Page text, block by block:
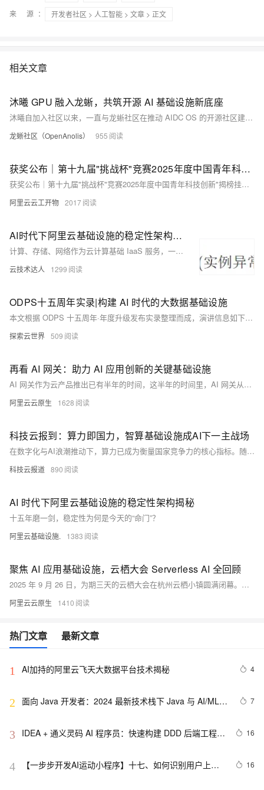
来 源：
开发者社区 > 人工智能 > 文章 > 正文
相关文章
沐曦 GPU 融入龙蜥，共筑开源 AI 基础设施新底座
沐曦自加入社区以来，一直与龙蜥社区在推动 AIDC OS 的开源社区建设等方面保持合作。
龙蜥社区（OpenAnolis） 955
获奖公布｜第十九届"挑战杯"竞赛2025年度中国青年科技创新"揭榜挂帅"擂台赛阿里云“AI技术助力乡村振兴”专题赛拟授奖名单公示
获奖公布｜第十九届"挑战杯"竞赛2025年度中国青年科技创新"揭榜挂帅"擂台赛阿里云“AI技术助力乡村振兴”专题赛拟授奖名单公示
阿里云云工开物 2017
AI时代下阿里云基础设施的稳定性架构揭秘
计算、存储、网络作为云计算基础 IaaS 服务，一直是阿里云的核心产品，承载着百万客户的 IT 基础设施。曾经我们认为应用高可用、服务分布式可以满足客户对 IaaS 所有的稳定性诉求。
云技术达人 1299
ODPS十五周年实录|构建 AI 时代的大数据基础设施
本文根据 ODPS 十五周年·年度升级发布实录整理而成，演讲信息如下： 张治国：阿里云智能集团技术研究员、阿里云智能计算平台事业部 ODPS-MaxCompute 负责人 活动：【数据进化·AI 启航】ODPS 年度升级发布
探索云世界 509
再看 AI 网关：助力 AI 应用创新的关键基础设施
AI 网关作为云产品推出已有半年的时间，这半年的时间里，AI 网关从内核到外在都进行了大量的进化，本文将从 AI 网关的诞生、AI 网关的产品能力、AI 网关的开放生态，以及新推出的 Serverless 版，对其进行一个全面的介绍，期望对正在进行 AI 应用落地的朋友，在 AI 基础设施选型方面提供一些参考。
阿里云云原生 1628
科技云报到：算力即国力，智算基础设施成AI下一主战场
在数字化与AI浪潮推动下，算力已成为衡量国家竞争力的核心指标。随着大模型和生成式AI迅猛发展，中国智能算力规模持续高速增长，2024年达725.3 EFLOPS，预计2026年将突破1460 EFLOPS。未来，算力将呈现多样化、泛在化与智能绿色三大趋势，推动AI基础设施升级。以联通云为代表，通过AI全栈焕新，构建覆盖“云-网-数-智-安”的全链条智算能力，助力千行百业智能化转型。
科技云报道 890
AI 时代下阿里云基础设施的稳定性架构揭秘
十五年磨一剑，稳定性为何是今天的“命门”？
阿里云基础设施. 1383
聚焦 AI 应用基础设施，云栖大会 Serverless AI 全回顾
2025 年 9 月 26 日，为期三天的云栖大会在杭州云栖小镇圆满闭幕。随着大模型技术的飞速发展，我们正从云原生时代迈向一个全新的 AI 原生应用时代。为了解决企业在 AI 应用落地中面临的高成本、高复杂度和高风险等核心挑战，阿里云基于函数计算 FC 发布一系列重磅服务。本文将对云栖大会期间 Serverless+AI 基础设施相关内容进行全面总结。
阿里云云原生 1410
热门文章 最新文章
1 AI加持的阿里云飞天大数据平台技术揭秘 4
2 面向 Java 开发者：2024 最新技术栈下 Java 与 AI/ML
7
3
IDEA + 通义灵码 AI 程序员：快速构建 DDD 后端工程模
16
4
【一步步开发AI运动小程序】十七、如何识别用户上传
16